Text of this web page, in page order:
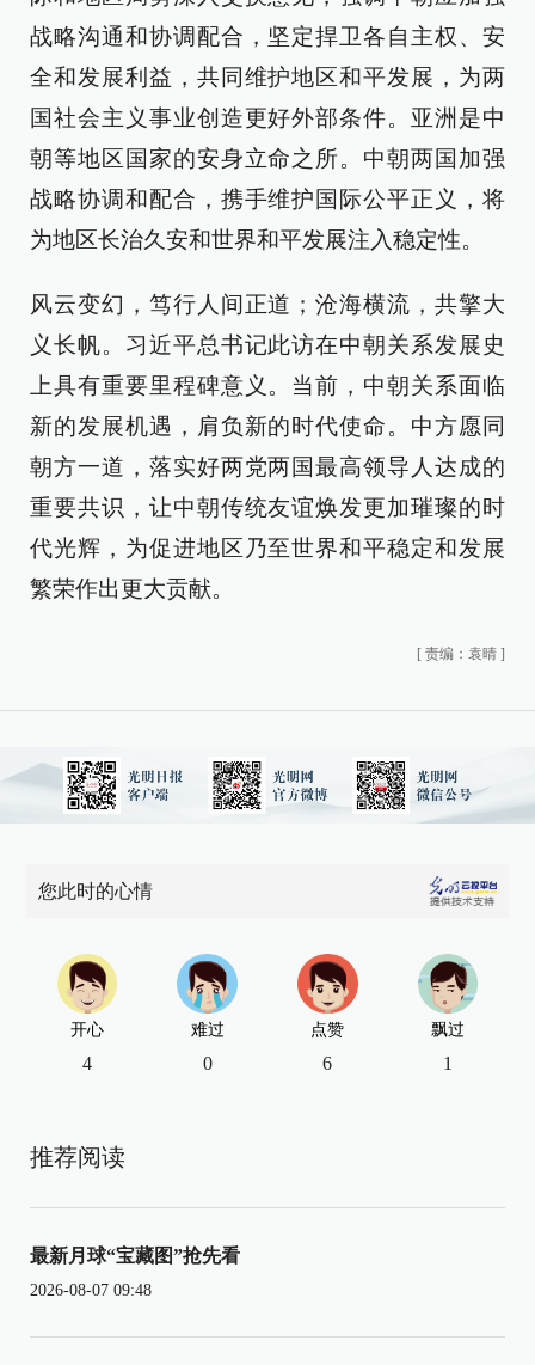
战略沟通和协调配合，坚定捍卫各自主权、安
全和发展利益，共同维护地区和平发展，为两
国社会主义事业创造更好外部条件。亚洲是中
朝等地区国家的安身立命之所。中朝两国加强
战略协调和配合，携手维护国际公平正义，将
为地区长治久安和世界和平发展注入稳定性。
风云变幻，笃行人间正道；沧海横流，共擎大
义长帆。习近平总书记此访在中朝关系发展史
上具有重要里程碑意义。当前，中朝关系面临
新的发展机遇，肩负新的时代使命。中方愿同
朝方一道，落实好两党两国最高领导人达成的
重要共识，让中朝传统友谊焕发更加璀璨的时
代光辉，为促进地区乃至世界和平稳定和发展
繁荣作出更大贡献。
[ 责编：袁晴 ]
您此时的心情
开心
4
难过
0
点赞
6
飘过
1
推荐阅读
最新月球“宝藏图”抢先看
2026-08-07 09:48